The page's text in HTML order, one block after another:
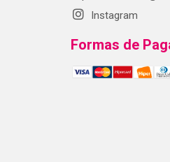
Instagram
Formas de